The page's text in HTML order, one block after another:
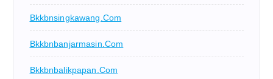
Bkkbnsingkawang.com
Bkkbnbanjarmasin.com
Bkkbnbalikpapan.com